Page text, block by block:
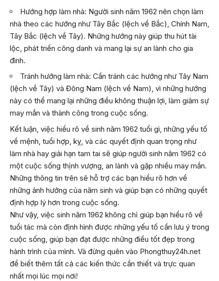
Hướng hợp làm nhà: Người sinh năm 1962 nên chọn làm
nhà theo các hướng như Tây Bắc (lệch về Bắc), Chính Nam,
Tây Bắc (lệch về Tây). Những hướng này giúp thu hút tài
lộc, phát triển công danh và mang lại sự an lành cho gia
đình.
Tránh hướng làm nhà: Cần tránh các hướng như Tây Nam
(lệch về Tây) và Đông Nam (lệch về Nam), vì những hướng
này có thể mang lại những điều không thuận lợi, làm giảm sự
may mắn và thành công trong cuộc sống.
Kết luận, việc hiểu rõ về sinh năm 1962 tuổi gì, những yếu tố
về mệnh, tuổi hợp, kỵ, và các quyết định quan trọng như
làm nhà hay giải hạn tam tai sẽ giúp người sinh năm 1962 có
một cuộc sống thịnh vượng, an lành và gặp nhiều may mắn.
Những thông tin trên sẽ hỗ trợ các bạn hiểu rõ hơn về
những ảnh hưởng của năm sinh và giúp bạn có những quyết
định hợp lý hơn trong cuộc sống.
Như vậy, việc sinh năm 1962 không chỉ giúp bạn hiểu rõ về
tuổi tác mà còn định hình được những yếu tố cần lưu ý trong
cuộc sống, giúp bạn đạt được những điều tốt đẹp trong
hành trình của mình. Và đừng quên vào Phongthuy24h.net
để biết thêm tất cả các kiến thức cần thiết và trực quan
nhất mọi lúc mọi nơi!